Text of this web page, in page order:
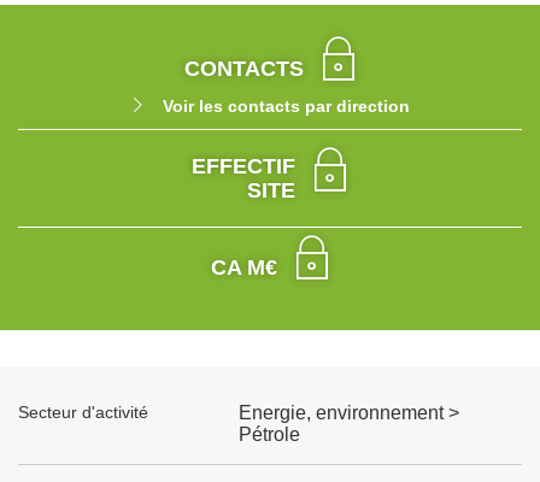
CONTACTS
Voir les contacts par direction
EFFECTIF
SITE
CA M€
Secteur d'activité
Energie, environnement >
Pétrole